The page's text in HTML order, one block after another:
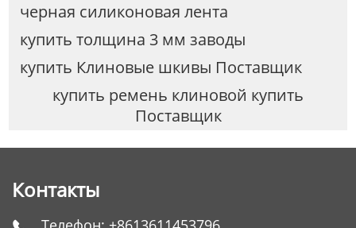
черная силиконовая лента
купить толщина 3 мм заводы
купить Клиновые шкивы Поставщик
купить ремень клиновой купить
Поставщик
Контакты